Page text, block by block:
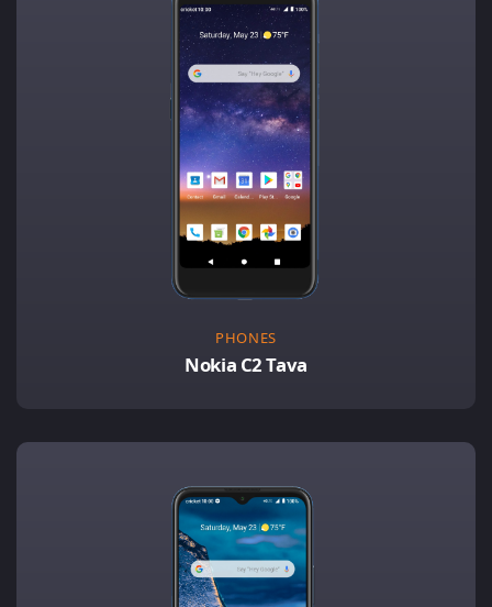
PHONES
Nokia C2 Tava